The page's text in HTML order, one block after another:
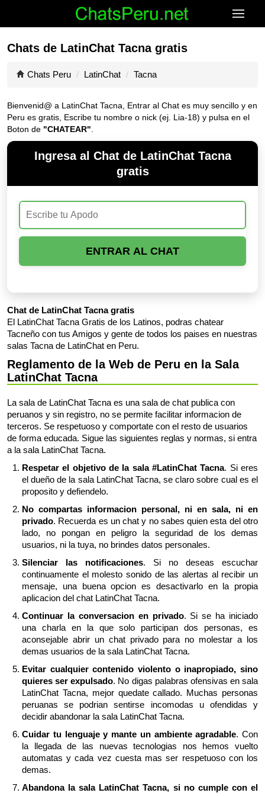
Chats de LatinChat Tacna gratis
Chats Peru LatinChat Tacna
Bienvenid@ a LatinChat Tacna, Entrar al Chat es muy sencillo y en
Peru es gratis, Escribe tu nombre o nick (ej. Lia-18) y pulsa en el
Boton de "CHATEAR"
Ingresa al Chat de LatinChat Tacna
gratis
ENTRAR AL CHAT
Chat de LatinChat Tacna gratis
El LatinChat Tacna Gratis de los Latinos, podras chatear
Tacneño con tus Amigos y gente de todos los paises en nuestras
salas Tacna de LatinChat en Peru.
Reglamento de la Web de Peru en la Sala
LatinChat Tacna
La sala de LatinChat Tacna es una sala de chat publica con
peruanos y sin registro, no se permite facilitar informacion de
terceros. Se respetuoso y comportate con el resto de usuarios
de forma educada. Sigue las siguientes reglas y normas, si entra
a la sala LatinChat Tacna.
Respetar el objetivo de la sala #LatinChat Tacna. Si eres
el dueño de la sala LatinChat Tacna, se claro sobre cual es el
proposito y defiendelo.
No compartas informacion personal, ni en sala, ni en
privado. Recuerda es un chat y no sabes quien esta del otro
lado, no pongan en peligro la seguridad de los demas
usuarios, ni la tuya, no brindes datos personales.
Silenciar las notificaciones. Si no deseas escuchar
continuamente el molesto sonido de las alertas al recibir un
mensaje, una buena opcion es desactivarlo en la propia
aplicacion del chat LatinChat Tacna.
Continuar la conversacion en privado. Si se ha iniciado
una charla en la que solo participan dos personas, es
aconsejable abrir un chat privado para no molestar a los
demas usuarios de la sala LatinChat Tacna.
Evitar cualquier contenido violento o inapropiado, sino
quieres ser expulsado. No digas palabras ofensivas en sala
LatinChat Tacna, mejor quedate callado. Muchas personas
peruanas se podrian sentirse incomodas u ofendidas y
decidir abandonar la sala LatinChat Tacna.
Cuidar tu lenguaje y mante un ambiente agradable. Con
la llegada de las nuevas tecnologias nos hemos vuelto
automatas y cada vez cuesta mas ser respetuoso con los
demas.
Abandona la sala LatinChat Tacna, si no cumple con el